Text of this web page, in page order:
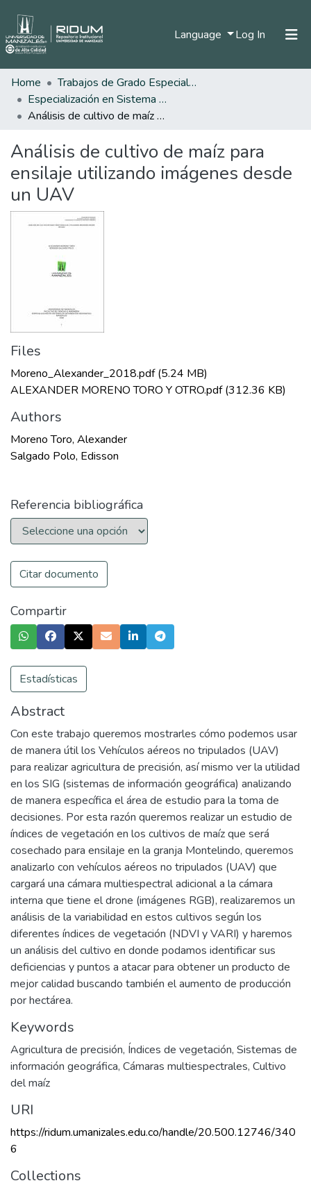
Language Log In (current)
Statistics
Home
Trabajos de Grado Especializaciones
Especialización en Sistema de Información Geográfica
Análisis de cultivo de maíz para ensilaje utilizando imágenes desde un UAV
Análisis de cultivo de maíz para
ensilaje utilizando imágenes desde
un UAV
Files
Moreno_Alexander_2018.pdf(5.24 MB)
ALEXANDER MORENO TORO Y OTRO.pdf(312.36 KB)
Authors
Moreno Toro, Alexander
Salgado Polo, Edisson
Referencia bibliográfica
Citar documento
Compartir
Estadísticas
Abstract
Con este trabajo queremos mostrarles cómo podemos usar
de manera útil los Vehículos aéreos no tripulados (UAV)
para realizar agricultura de precisión, así mismo ver la utilidad
en los SIG (sistemas de información geográfica) analizando
de manera específica el área de estudio para la toma de
decisiones. Por esta razón queremos realizar un estudio de
índices de vegetación en los cultivos de maíz que será
cosechado para ensilaje en la granja Montelindo, queremos
analizarlo con vehículos aéreos no tripulados (UAV) que
cargará una cámara multiespectral adicional a la cámara
interna que tiene el drone (imágenes RGB), realizaremos un
análisis de la variabilidad en estos cultivos según los
diferentes índices de vegetación (NDVI y VARI) y haremos
un análisis del cultivo en donde podamos identificar sus
deficiencias y puntos a atacar para obtener un producto de
mejor calidad buscando también el aumento de producción
por hectárea.
Keywords
Agricultura de precisión, Índices de vegetación, Sistemas de
información geográfica, Cámaras multiespectrales, Cultivo
del maíz
URI
https://ridum.umanizales.edu.co/handle/20.500.12746/340
6
Collections